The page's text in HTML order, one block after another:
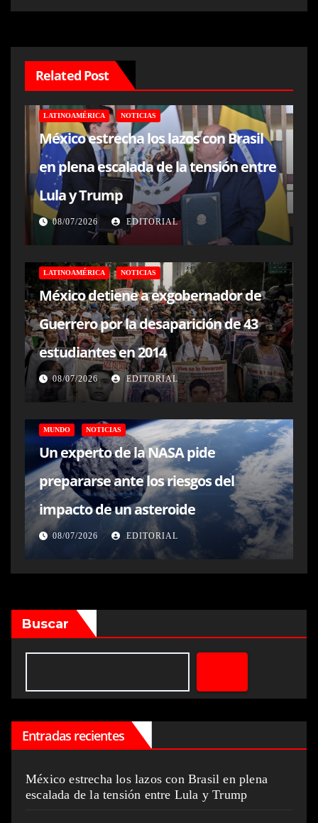
Related Post
LATINOAMÉRICA NOTICIAS
México estrecha los lazos con Brasil
en plena escalada de la tensión entre
Lula y Trump
08/07/2026 EDITORIAL
LATINOAMÉRICA NOTICIAS
México detiene a exgobernador de
Guerrero por la desaparición de 43
estudiantes en 2014
08/07/2026 EDITORIAL
MUNDO NOTICIAS
Un experto de la NASA pide
prepararse ante los riesgos del
impacto de un asteroide
08/07/2026 EDITORIAL
Buscar
Entradas recientes
México estrecha los lazos con Brasil en plena
escalada de la tensión entre Lula y Trump